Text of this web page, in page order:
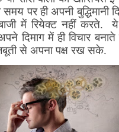
पर ही अपनी बुद्धिमानी
में रियेक्ट नहीं करते.
दिमाग में ही विचार
से अपना पक्ष रख सके.